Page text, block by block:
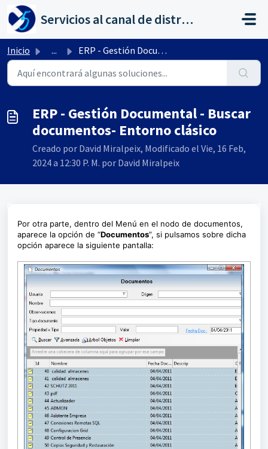
Saltar al contenido principal
Servicios al canal de distribución de AHORA
Inicio ... ERP - Gestión Documental - Buscar documentos- Entorno clá...
ERP - Gestión Documental - Buscar
documentos- Entorno clásico
Creado por David Miralpeix, Modificado el Vie, 16 Feb,
2024 a 12:30 P. M. por David Miralpeix
Por otra parte, dentro del Menú en el nodo de documentos,
aparece la opción de “Documentos”, si pulsamos sobre dicha
opción aparece la siguiente pantalla: